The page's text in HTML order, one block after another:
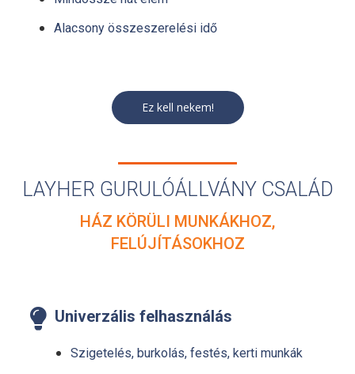
Alacsony összeszerelési idő
Ez kell nekem!
LAYHER GURULÓÁLLVÁNY CSALÁD
HÁZ KÖRÜLI MUNKÁKHOZ,
FELÚJÍTÁSOKHOZ
 Univerzális felhasználás
Szigetelés, burkolás, festés, kerti munkák